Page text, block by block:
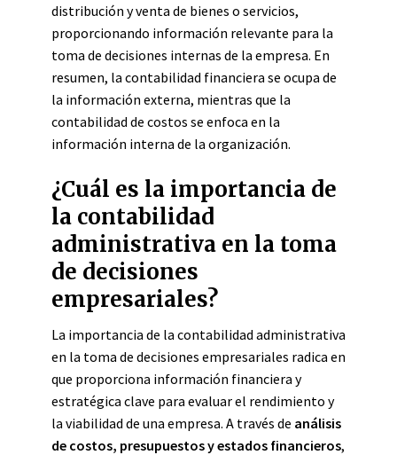
distribución y venta de bienes o servicios,
proporcionando información relevante para la
toma de decisiones internas de la empresa. En
resumen, la contabilidad financiera se ocupa de
la información externa, mientras que la
contabilidad de costos se enfoca en la
información interna de la organización.
¿Cuál es la importancia de
la contabilidad
administrativa en la toma
de decisiones
empresariales?
La importancia de la contabilidad administrativa
en la toma de decisiones empresariales radica en
que proporciona información financiera y
estratégica clave para evaluar el rendimiento y
la viabilidad de una empresa. A través de análisis
de costos, presupuestos y estados financieros,